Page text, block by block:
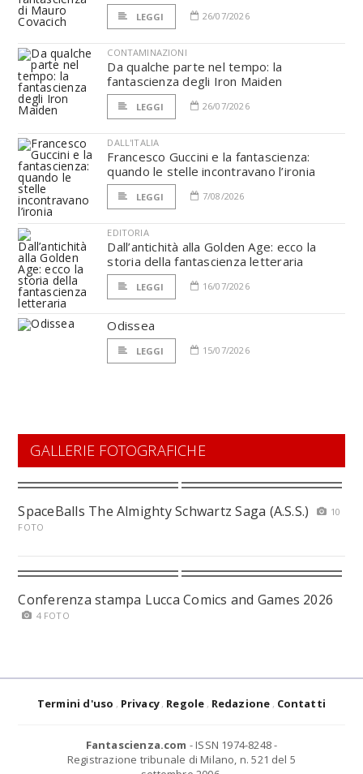
LEGGI 26/07/2026
CONTAMINAZIONI
Da qualche parte nel tempo: la
fantascienza degli Iron Maiden
LEGGI 26/07/2026
DALL'ITALIA
Francesco Guccini e la fantascienza:
quando le stelle incontravano l’ironia
LEGGI 7/08/2026
EDITORIA
Dall’antichità alla Golden Age: ecco la
storia della fantascienza letteraria
LEGGI 16/07/2026
Odissea
LEGGI 15/07/2026
GALLERIE FOTOGRAFICHE
SpaceBalls The Almighty Schwartz Saga (A.S.S.)
10
FOTO
Conferenza stampa Lucca Comics and Games 2026
4 FOTO
Termini d'uso Privacy Regole Redazione Contatti
Fantascienza.com - ISSN 1974-8248 -
Registrazione tribunale di Milano, n. 521 del 5